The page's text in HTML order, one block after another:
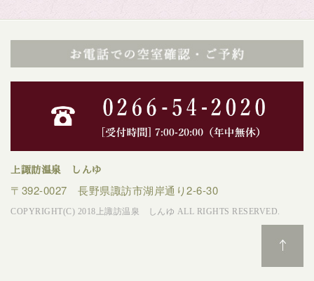
上諏訪温泉 しんゆ
〒392-0027 長野県諏訪市湖岸通り2-6-30
COPYRIGHT(C) 2018上諏訪温泉 しんゆ ALL RIGHTS RESERVED.